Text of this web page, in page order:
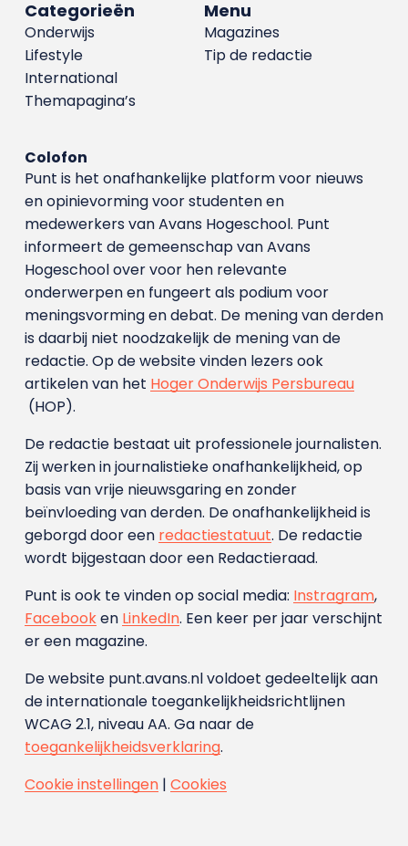
Menu
Magazines
Tip de redactie
Categorieën
Onderwijs
Lifestyle
International
Themapagina’s
Colofon
Punt is het onafhankelijke platform voor nieuws
en opinievorming voor studenten en
medewerkers van Avans Hoge­school. Punt
informeert de gemeenschap van Avans
Hogeschool over voor hen relevante
onderwerpen en fungeert als podium voor
meningsvorming en debat. De mening van derden
is daarbij niet noodzakelijk de mening van de
redactie. Op de website vinden lezers ook
artikelen van het Hoger Onderwijs Persbureau
(HOP).
De redactie bestaat uit professionele journalisten.
Zij werken in journalistieke onafhankelijkheid, op
basis van vrije nieuwsgaring en zonder
beïnvloeding van derden. De onafhankelijkheid is
geborgd door een redactiestatuut. De redactie
wordt bijgestaan door een Redactieraad.
Punt is ook te vinden op social media: Instragram,
Facebooken LinkedIn. Een keer per jaar verschijnt
er een magazine.
De website punt.avans.nl voldoet gedeeltelijk aan
de internationale toegankelijkheidsrichtlijnen
WCAG 2.1, niveau AA. Ga naar de
toegankelijkheidsverklaring.
Cookie instellingen| Cookies